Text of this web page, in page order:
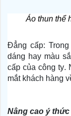
Áo thun thể
Đẳng cấp:
dáng hay màu
cấp của công ty.
mắt khách hàng
Nâng cao ý